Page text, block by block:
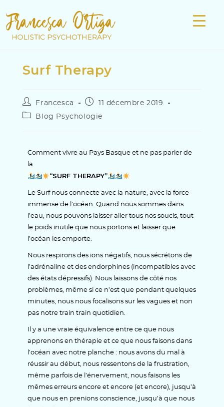
Surf Therapy
Francesca
11 décembre 2019
Blog Psychologie
Comment vivre au Pays Basque et ne pas parler de
la
“SURF THERAPY”
Le Surf nous connecte avec la nature, avec la force
immense de l’océan. Quand nous sommes dans
l’eau, nous pouvons laisser aller tous nos soucis, tout
le poids inutile que nous portons et laisser que
l’océan les emporte.
Nous respirons des ions négatifs, nous sécrétons de
l’adrénaline et des endorphines (incompatibles avec
des états dépressifs). Nous laissons de côté nos
problèmes, même si ce n’est que pendant quelques
minutes, nous nous focalisons sur les vagues et non
pas notre train train quotidien.
Il y a une vraie équivalence entre ce que nous
apprenons en thérapie et ce que nous faisons dans
l’océan avec notre planche : nous avons du mal à
réussir au début, nous ressentons de la frustration,
même parfois de l’énervement, nous faisons les
mêmes erreurs encore et encore (et encore), jusqu’à
que nous en prenions conscience, jusqu’à que nous